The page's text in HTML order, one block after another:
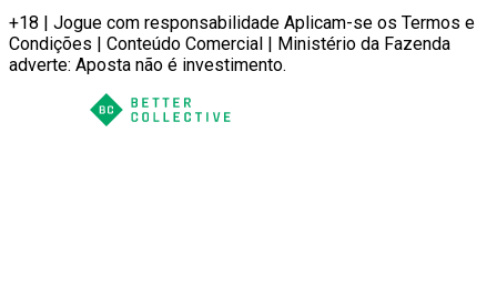
+18 | Jogue com responsabilidade Aplicam-se os Termos e
Condições | Conteúdo Comercial | Ministério da Fazenda
adverte: Aposta não é investimento.